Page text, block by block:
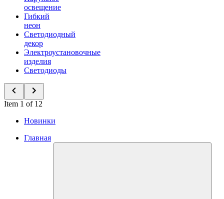
освещение
Гибкий
неон
Светодиодный
декор
Электроустановочные
изделия
Светодиоды
Item 1 of 12
Новинки
Главная